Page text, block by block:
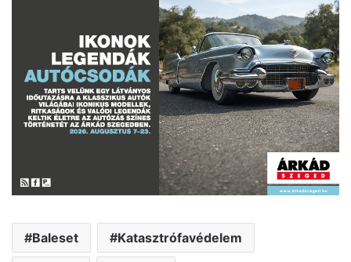
Baleset Katasztrófavédelem